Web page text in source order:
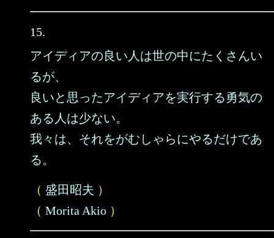
15.
アイディアの良い人は世の中にたくさんい
るが、
良いと思ったアイディアを実行する勇気の
ある人は少ない。
我々は、それをがむしゃらにやるだけであ
る。
（ 盛田昭夫 ）
（ Morita Akio ）